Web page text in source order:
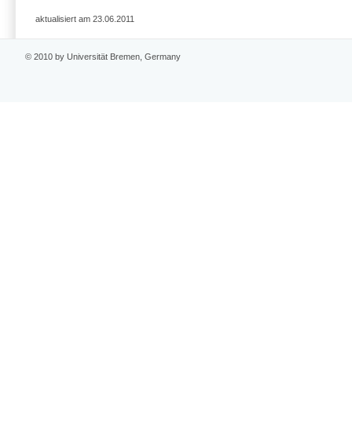
aktualisiert am 23.06.2011
© 2010 by Universität Bremen, Germany